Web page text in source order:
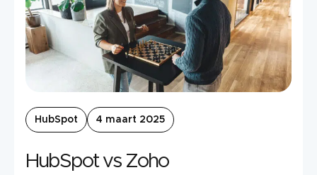
HubSpot 4 maart 2025
HubSpot vs Zoho